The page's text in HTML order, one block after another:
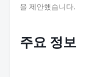
을 제안했습니다.
주요 정보